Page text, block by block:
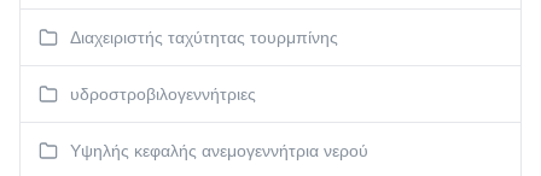
Διαχειριστής ταχύτητας τουρμπίνης
υδροστροβιλογεννήτριες
Υψηλής κεφαλής ανεμογεννήτρια νερού